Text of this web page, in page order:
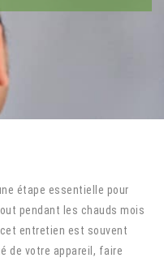
étape essentielle pour
pendant les chauds mois
entretien est souvent
de votre appareil, faire